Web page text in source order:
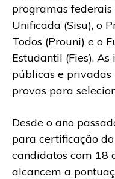
programas federais
Unificada (Sisu), o
Todos (Prouni) e o
Estudantil (Fies).
públicas e privadas
provas para
Desde o ano
para certificação do
candidatos com 18
alcancem a